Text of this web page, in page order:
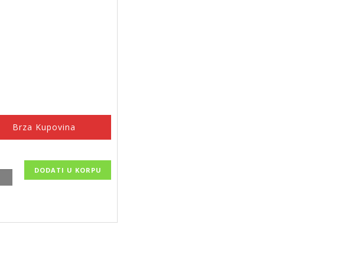
Brza Kupovina
DODATI U KORPU